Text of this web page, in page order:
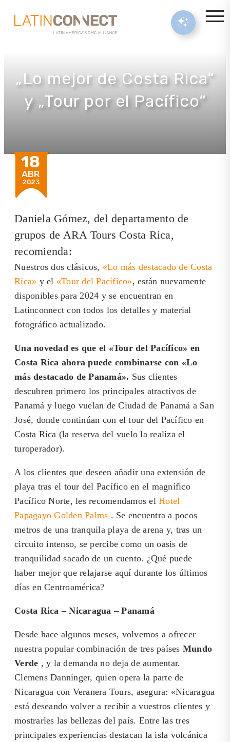
„Lo mejor de Costa Rica“
y „Tour por el Pacífico“
18
ABR
2023
Daniela Gómez, del departamento de
grupos de ARA Tours Costa Rica,
recomienda:
Nuestros dos clásicos, «Lo más destacado de Costa
Rica» y el «Tour del Pacífico», están nuevamente
disponibles para 2024 y se encuentran en
Latinconnect con todos los detalles y material
fotográfico actualizado.
Una novedad es que el «Tour del Pacífico» en
Costa Rica ahora puede combinarse con «Lo
más destacado de Panamá». Sus clientes
descubren primero los principales atractivos de
Panamá y luego vuelan de Ciudad de Panamá a San
José, donde continúan con el tour del Pacífico en
Costa Rica (la reserva del vuelo la realiza el
turoperador).
A los clientes que deseen añadir una extensión de
playa tras el tour del Pacífico en el magnífico
Pacífico Norte, les recomendamos el Hotel
Papagayo Golden Palms . Se encuentra a pocos
metros de una tranquila playa de arena y, tras un
circuito intenso, se percibe como un oasis de
tranquilidad sacado de un cuento. ¿Qué puede
haber mejor que relajarse aquí durante los últimos
días en Centroamérica?
Costa Rica – Nicaragua – Panamá
Desde hace algunos meses, volvemos a ofrecer
nuestra popular combinación de tres países Mundo
Verde , y la demanda no deja de aumentar.
Clemens Danninger, quien opera la parte de
Nicaragua con Veranera Tours, asegura: «Nicaragua
está deseando volver a recibir a vuestros clientes y
mostrarles las bellezas del país. Entre las tres
principales experiencias destacan la isla volcánica